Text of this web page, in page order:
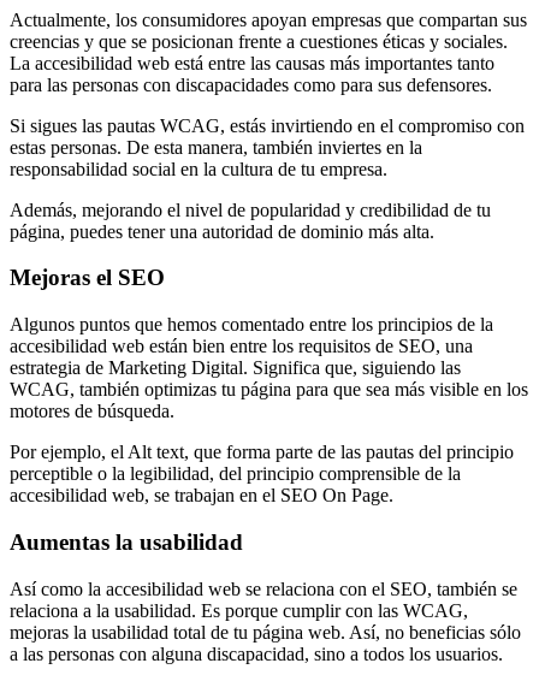
Actualmente, los consumidores apoyan empresas que compartan sus
creencias y que se posicionan frente a cuestiones éticas y sociales.
La accesibilidad web está entre las causas más importantes tanto
para las personas con discapacidades como para sus defensores.
Si sigues las pautas WCAG, estás invirtiendo en el compromiso con
estas personas. De esta manera, también inviertes en la
responsabilidad social en la cultura de tu empresa.
Además, mejorando el nivel de popularidad y credibilidad de tu
página, puedes tener una autoridad de dominio más alta.
Mejoras el SEO
Algunos puntos que hemos comentado entre los principios de la
accesibilidad web están bien entre los requisitos de SEO, una
estrategia de Marketing Digital. Significa que, siguiendo las
WCAG, también optimizas tu página para que sea más visible en los
motores de búsqueda.
Por ejemplo, el Alt text, que forma parte de las pautas del principio
perceptible o la legibilidad, del principio comprensible de la
accesibilidad web, se trabajan en el SEO On Page.
Aumentas la usabilidad
Así como la accesibilidad web se relaciona con el SEO, también se
relaciona a la usabilidad. Es porque cumplir con las WCAG,
mejoras la usabilidad total de tu página web. Así, no beneficias sólo
a las personas con alguna discapacidad, sino a todos los usuarios.